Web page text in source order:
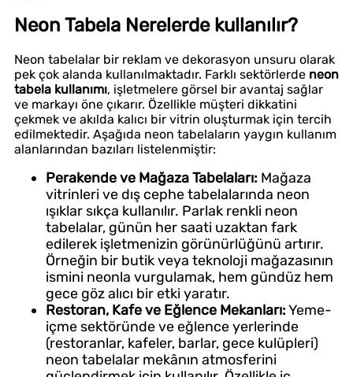
Neon Tabela Nerelerde kullanılır?
Neon tabelalar bir reklam ve dekorasyon unsuru olarak
pek çok alanda kullanılmaktadır. Farklı sektörlerde neon
tabela kullanımı, işletmelere görsel bir avantaj sağlar
ve markayı öne çıkarır. Özellikle müşteri dikkatini
çekmek ve akılda kalıcı bir vitrin oluşturmak için tercih
edilmektedir. Aşağıda neon tabelaların yaygın kullanım
alanlarından bazıları listelenmiştir:
Perakende ve Mağaza Tabelaları: Mağaza
vitrinleri ve dış cephe tabelalarında neon
ışıklar sıkça kullanılır. Parlak renkli neon
tabelalar, günün her saati uzaktan fark
edilerek işletmenizin görünürlüğünü artırır.
Örneğin bir butik veya teknoloji mağazasının
ismini neonla vurgulamak, hem gündüz hem
gece göz alıcı bir etki yaratır.
Restoran, Kafe ve Eğlence Mekanları:Yeme-
içme sektöründe ve eğlence yerlerinde
(restoranlar, kafeler, barlar, gece kulüpleri)
neon tabelalar mekânın atmosferini